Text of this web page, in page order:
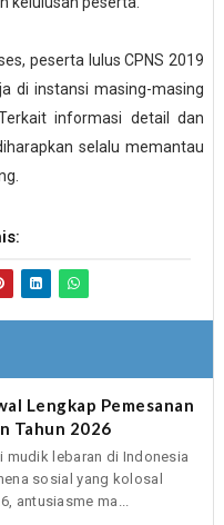
peserta lulus CPNS 2019
di instansi masing-masing
informasi detail dan
selalu memantau
Lengkap Pemesanan
Tahun 2026
mudik lebaran di Indonesia
sosial yang kolosal
antusiasme ma...